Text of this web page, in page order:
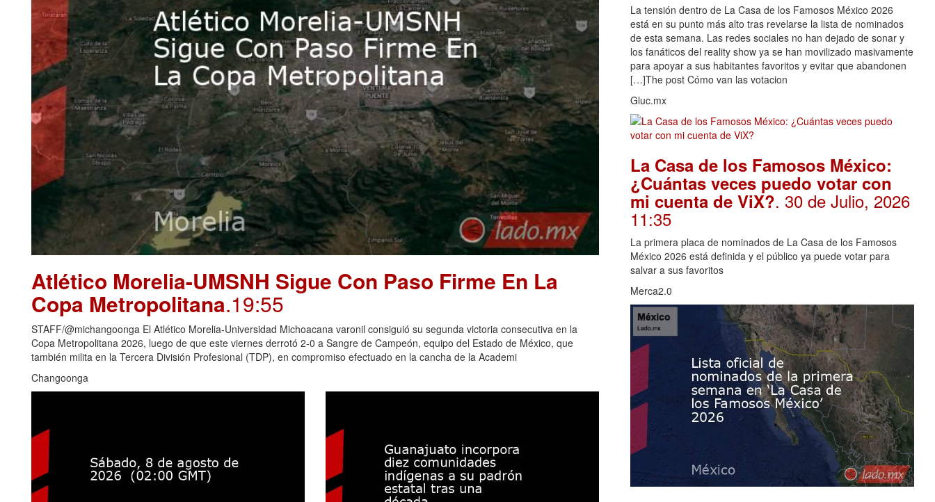
Atlético Morelia-UMSNH Sigue Con Paso Firme En La
Copa Metropolitana.19:55
STAFF/@michangoonga El Atlético Morelia-Universidad Michoacana varonil consiguió su segunda victoria consecutiva en la
Copa Metropolitana 2026, luego de que este viernes derrotó 2-0 a Sangre de Campeón, equipo del Estado de México, que
también milita en la Tercera División Profesional (TDP), en compromiso efectuado en la cancha de la Academi
Changoonga
La tensión dentro de La Casa de los Famosos México 2026
está en su punto más alto tras revelarse la lista de nominados
de esta semana. Las redes sociales no han dejado de sonar y
los fanáticos del reality show ya se han movilizado masivamente
para apoyar a sus habitantes favoritos y evitar que abandonen
[…]The post Cómo van las votacion
Gluc.mx
La Casa de los Famosos México:
¿Cuántas veces puedo votar con
mi cuenta de ViX?. 30 de Julio, 2026
11:35
La primera placa de nominados de La Casa de los Famosos
México 2026 está definida y el público ya puede votar para
salvar a sus favoritos
Merca2.0